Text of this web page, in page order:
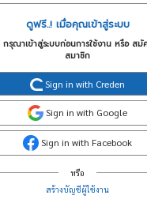
ดูฟรี..! เมื่อคุณเข้าสู่ระบบ
กรุณาเข้าสู่ระบบก่อนการใช้งาน หรือ สมั
สมาชิก
Sign in with Creden
Sign in with Google
Sign in with Facebook
หรือ
สร้างบัญชีผู้ใช้งาน